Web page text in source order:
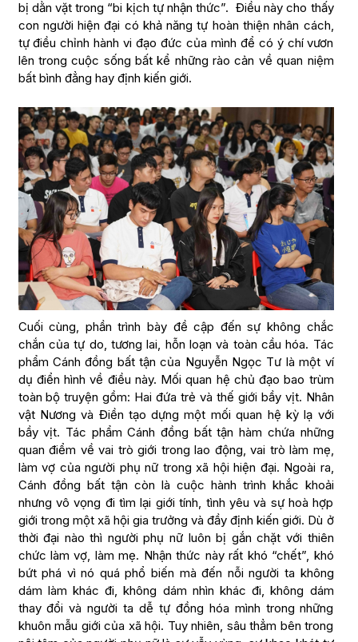
bị dằn vặt trong “bi kịch tự nhận thức”. Điều này cho thấy
con người hiện đại có khả năng tự hoàn thiện nhân cách,
tự điều chỉnh hành vi đạo đức của mình để có ý chí vươn
lên trong cuộc sống bất kể những rào cản về quan niệm
bất bình đẳng hay định kiến giới.
Cuối cùng, phần trình bày đề cập đến sự không chắc
chắn của tự do, tương lai, hỗn loạn và toàn cầu hóa. Tác
phẩm Cánh đồng bất tận của Nguyễn Ngọc Tư là một ví
dụ điển hình về điều này. Mối quan hệ chủ đạo bao trùm
toàn bộ truyện gồm: Hai đứa trẻ và thế giới bầy vịt. Nhân
vật Nương và Điền tạo dựng một mối quan hệ kỳ lạ với
bầy vịt. Tác phẩm Cánh đồng bất tận hàm chứa những
quan điểm về vai trò giới trong lao động, vai trò làm mẹ,
làm vợ của người phụ nữ trong xã hội hiện đại. Ngoài ra,
Cánh đồng bất tận còn là cuộc hành trình khắc khoải
nhưng vô vọng đi tìm lại giới tính, tình yêu và sự hoà hợp
giới trong một xã hội gia trưởng và đầy định kiến giới. Dù ở
thời đại nào thì người phụ nữ luôn bị gắn chặt với thiên
chức làm vợ, làm mẹ. Nhận thức này rất khó “chết”, khó
bứt phá vì nó quá phổ biến mà đến nỗi người ta không
dám làm khác đi, không dám nhìn khác đi, không dám
thay đổi và người ta dễ tự đồng hóa mình trong những
khuôn mẫu giới của xã hội. Tuy nhiên, sâu thẳm bên trong